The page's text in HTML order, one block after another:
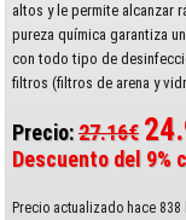
altos y le permite alcanzar
pureza química garantiza
con todo tipo de
filtros (filtros de arena y
Precio:27.16€
Descuento del 9%
Precio actualizado hace